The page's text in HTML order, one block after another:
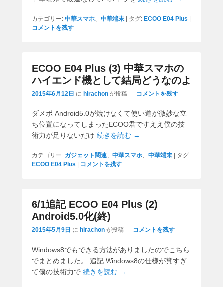
カテゴリー: 中華スマホ、 中華端末 | タグ: ECOO E04 Plus |
コメントを残す
ECOO E04 Plus (3) 中華スマホの
ハイエンド機として結局どうなのよ
2015年6月12日 に hirachon が投稿 — コメントを残す
ダメポ Android5.0が焼けなくて使い道が微妙な立
ち位置になってしまったECOO君ですええ僕の技
術力が足りないだけ 続きを読む →
カテゴリー: ガジェット関連、 中華スマホ、 中華端末 | タグ:
ECOO E04 Plus | コメントを残す
6/1追記 ECOO E04 Plus (2)
Android5.0化(終)
2015年5月9日 に hirachon が投稿 — コメントを残す
Windows8でもできる方法がありましたのでこちら
でまとめました。 追記 Windows8の仕様が糞すぎ
て僕の技術力で 続きを読む →